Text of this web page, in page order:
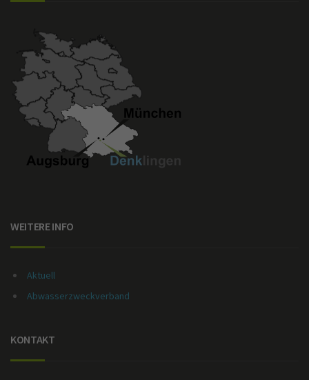
WEITERE INFO
Aktuell
Abwasserzweckverband
KONTAKT